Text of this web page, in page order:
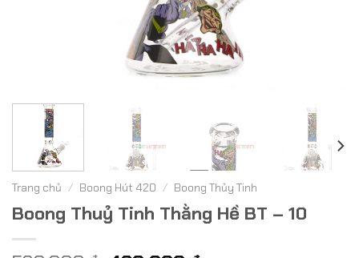
Trang chủ / Boong Hút 420 / Boong Thủy Tinh
Boong Thuỷ Tinh Thằng Hề BT – 10